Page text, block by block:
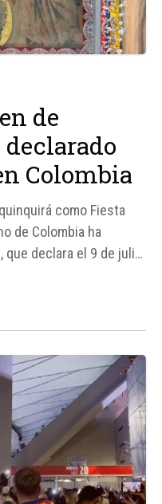
de
Colombia
como Fiesta
de Colombia ha
declara el 9 de julio,
en todo el